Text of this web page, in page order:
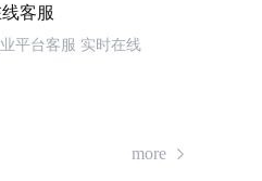
客服
平台客服 实时在线
more